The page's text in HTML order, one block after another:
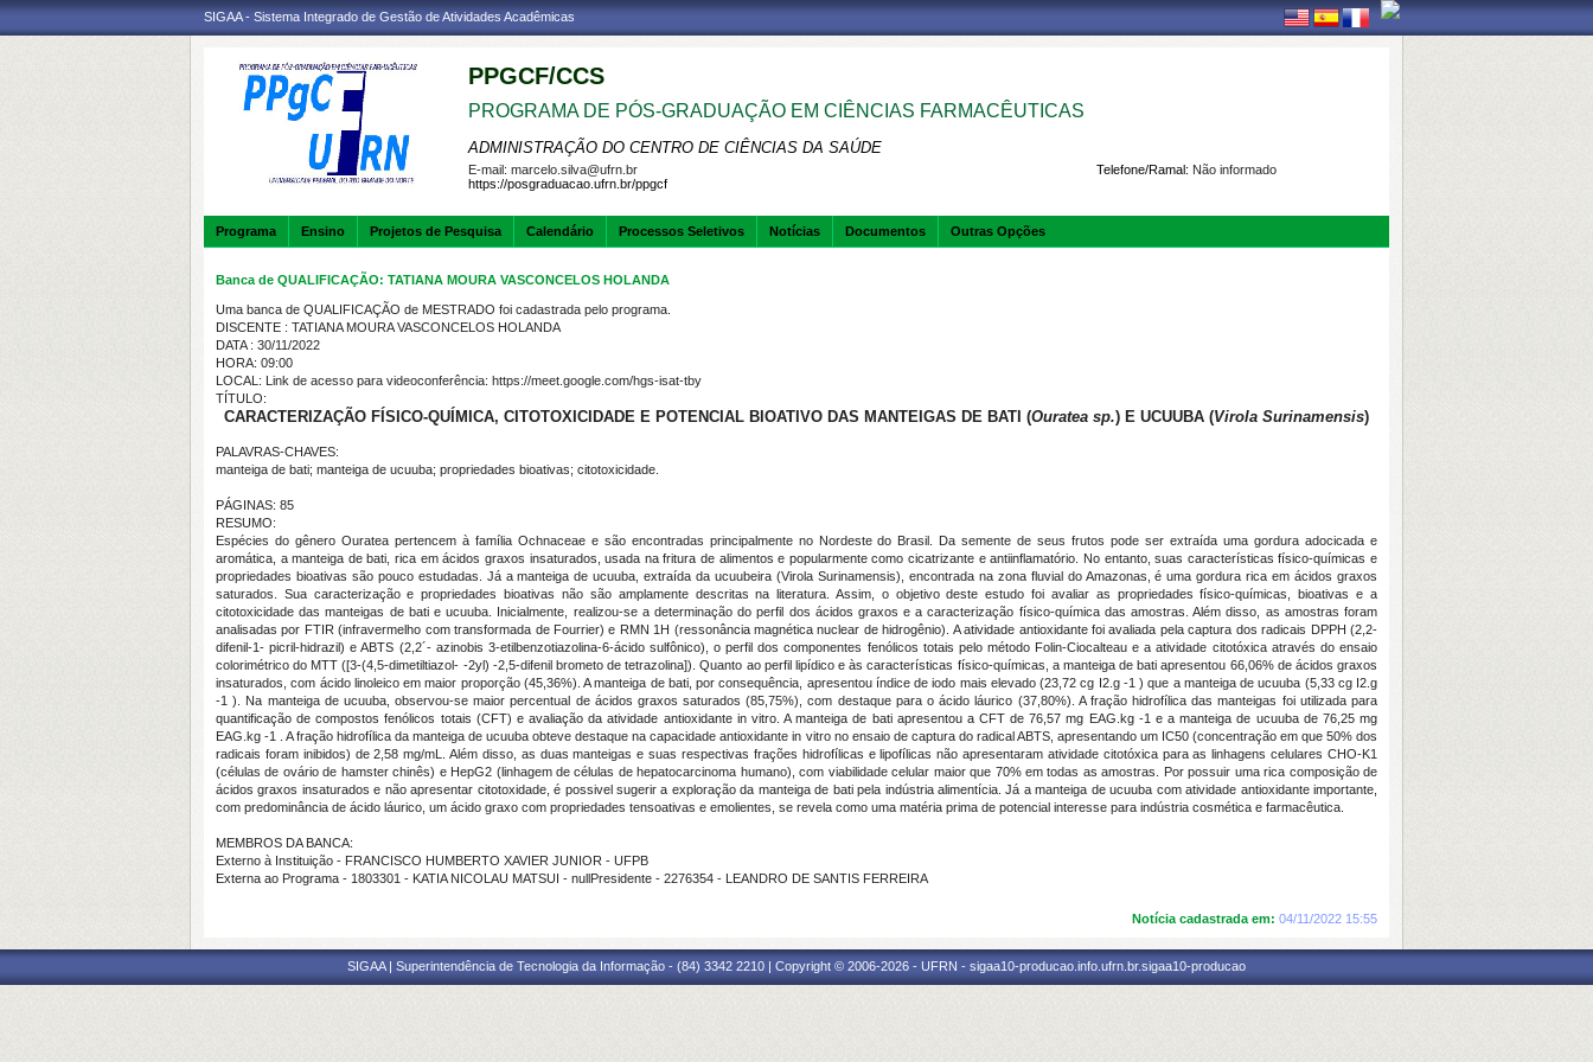
SIGAA - Sistema Integrado de Gestão de Atividades Acadêmicas
PPGCF/CCS
PROGRAMA DE PÓS-GRADUAÇÃO EM CIÊNCIAS FARMACÊUTICAS
ADMINISTRAÇÃO DO CENTRO DE CIÊNCIAS DA SAÚDE
Telefone/Ramal: Não informado
E-mail: marcelo.silva@ufrn.br
https://posgraduacao.ufrn.br/ppgcf
Programa Ensino Projetos de Pesquisa Calendário Processos Seletivos Notícias Documentos Outras Opções
Banca de QUALIFICAÇÃO: TATIANA MOURA VASCONCELOS HOLANDA
Uma banca de QUALIFICAÇÃO de MESTRADO foi cadastrada pelo programa.
DISCENTE : TATIANA MOURA VASCONCELOS HOLANDA
DATA : 30/11/2022
HORA: 09:00
LOCAL: Link de acesso para videoconferência: https://meet.google.com/hgs-isat-tby
TÍTULO:
CARACTERIZAÇÃO FÍSICO-QUÍMICA, CITOTOXICIDADE E POTENCIAL BIOATIVO DAS MANTEIGAS DE BATI (Ouratea sp.) E UCUUBA (Virola Surinamensis)
PALAVRAS-CHAVES:
manteiga de bati; manteiga de ucuuba; propriedades bioativas; citotoxicidade.
PÁGINAS: 85
RESUMO:
Espécies do gênero Ouratea pertencem à família Ochnaceae e são encontradas principalmente no Nordeste do Brasil. Da semente de seus frutos pode ser extraída uma gordura adocicada e
aromática, a manteiga de bati, rica em ácidos graxos insaturados, usada na fritura de alimentos e popularmente como cicatrizante e antiinflamatório. No entanto, suas características físico-químicas e
propriedades bioativas são pouco estudadas. Já a manteiga de ucuuba, extraída da ucuubeira (Virola Surinamensis), encontrada na zona fluvial do Amazonas, é uma gordura rica em ácidos graxos
saturados. Sua caracterização e propriedades bioativas não são amplamente descritas na literatura. Assim, o objetivo deste estudo foi avaliar as propriedades físico-químicas, bioativas e a
citotoxicidade das manteigas de bati e ucuuba. Inicialmente, realizou-se a determinação do perfil dos ácidos graxos e a caracterização físico-química das amostras. Além disso, as amostras foram
analisadas por FTIR (infravermelho com transformada de Fourrier) e RMN 1H (ressonância magnética nuclear de hidrogênio). A atividade antioxidante foi avaliada pela captura dos radicais DPPH (2,2-
difenil-1- picril-hidrazil) e ABTS (2,2´- azinobis 3-etilbenzotiazolina-6-ácido sulfônico), o perfil dos componentes fenólicos totais pelo método Folin-Ciocalteau e a atividade citotóxica através do ensaio
colorimétrico do MTT ([3-(4,5-dimetiltiazol- -2yl) -2,5-difenil brometo de tetrazolina]). Quanto ao perfil lipídico e às características físico-químicas, a manteiga de bati apresentou 66,06% de ácidos graxos
insaturados, com ácido linoleico em maior proporção (45,36%). A manteiga de bati, por consequência, apresentou índice de iodo mais elevado (23,72 cg I2.g -1 ) que a manteiga de ucuuba (5,33 cg I2.g
-1 ). Na manteiga de ucuuba, observou-se maior percentual de ácidos graxos saturados (85,75%), com destaque para o ácido láurico (37,80%). A fração hidrofílica das manteigas foi utilizada para
quantificação de compostos fenólicos totais (CFT) e avaliação da atividade antioxidante in vitro. A manteiga de bati apresentou a CFT de 76,57 mg EAG.kg -1 e a manteiga de ucuuba de 76,25 mg
EAG.kg -1 . A fração hidrofílica da manteiga de ucuuba obteve destaque na capacidade antioxidante in vitro no ensaio de captura do radical ABTS, apresentando um IC50 (concentração em que 50% dos
radicais foram inibidos) de 2,58 mg/mL. Além disso, as duas manteigas e suas respectivas frações hidrofílicas e lipofílicas não apresentaram atividade citotóxica para as linhagens celulares CHO-K1
(células de ovário de hamster chinês) e HepG2 (linhagem de células de hepatocarcinoma humano), com viabilidade celular maior que 70% em todas as amostras. Por possuir uma rica composição de
ácidos graxos insaturados e não apresentar citotoxidade, é possivel sugerir a exploração da manteiga de bati pela indústria alimentícia. Já a manteiga de ucuuba com atividade antioxidante importante,
com predominância de ácido láurico, um ácido graxo com propriedades tensoativas e emolientes, se revela como uma matéria prima de potencial interesse para indústria cosmética e farmacêutica.
MEMBROS DA BANCA:
Externo à Instituição - FRANCISCO HUMBERTO XAVIER JUNIOR - UFPB
Externa ao Programa - 1803301 - KATIA NICOLAU MATSUI - nullPresidente - 2276354 - LEANDRO DE SANTIS FERREIRA
Notícia cadastrada em: 04/11/2022 15:55
SIGAA | Superintendência de Tecnologia da Informação - (84) 3342 2210 | Copyright © 2006-2026 - UFRN - sigaa10-producao.info.ufrn.br.sigaa10-producao